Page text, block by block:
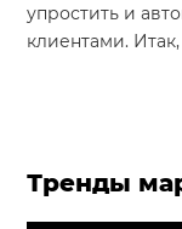
упростить и
клиентами.
Тренды